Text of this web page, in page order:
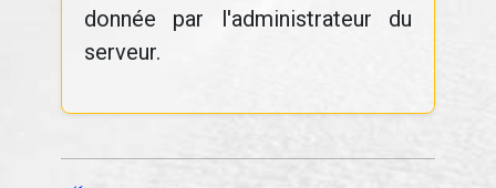
donnée par l'administrateur du
serveur.